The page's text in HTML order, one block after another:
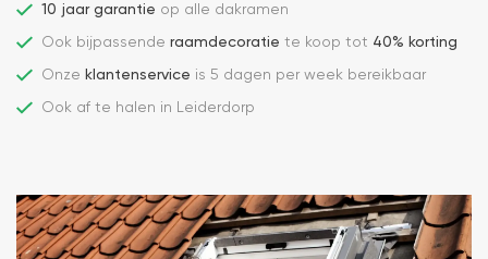
10 jaar garantie op alle dakramen
Ook bijpassende raamdecoratie te koop tot 40% korting
Onze klantenservice is 5 dagen per week bereikbaar
Ook af te halen in Leiderdorp